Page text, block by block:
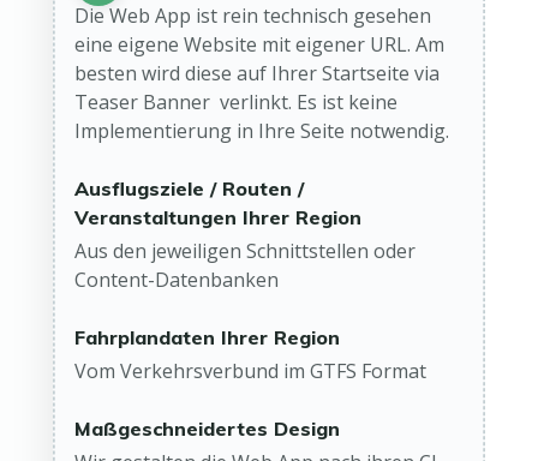
Die Web App ist rein technisch gesehen
eine eigene Website mit eigener URL. Am
besten wird diese auf Ihrer Startseite via
Teaser Banner verlinkt. Es ist keine
Implementierung in Ihre Seite notwendig.
Ausflugsziele / Routen /
Veranstaltungen Ihrer Region
Aus den jeweiligen Schnittstellen oder
Content-Datenbanken
Fahrplandaten Ihrer Region
Vom Verkehrsverbund im GTFS Format
Maßgeschneidertes Design